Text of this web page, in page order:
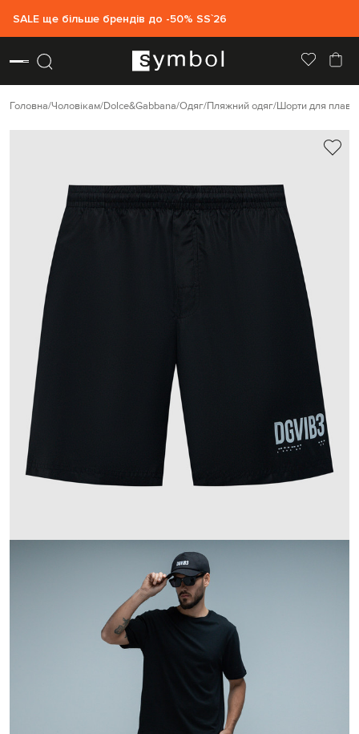
SALE ще більше брендів до -50% SS`26
Головна Чоловікам Dolce&Gabbana Одяг Пляжний одяг Шорти для